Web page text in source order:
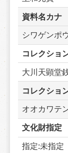
資料名カナ
シワゲンポ
コレクショ
大川天顕堂
コレクショ
オオカワテ
文化財指定
指定:未指定